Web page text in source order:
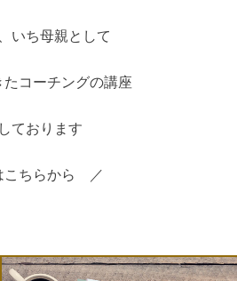
いち母親として
コーチングの講座
ております
ちらから ／